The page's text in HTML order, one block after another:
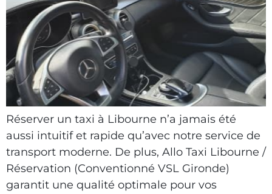
Réserver un taxi à Libourne n’a jamais été
aussi intuitif et rapide qu’avec notre service de
transport moderne. De plus, Allo Taxi Libourne /
Réservation (Conventionné VSL Gironde)
garantit une qualité optimale pour vos